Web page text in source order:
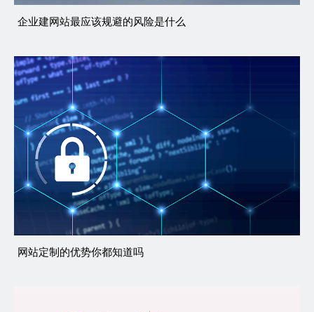
企业建网站最应该规避的风险是什么
网站定制的优势你都知道吗